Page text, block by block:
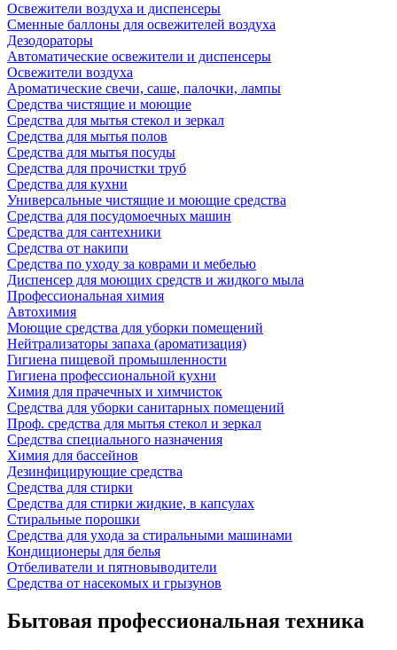
Освежители воздуха и диспенсеры
Сменные баллоны для освежителей воздуха
Дезодораторы
Автоматические освежители и диспенсеры
Освежители воздуха
Ароматические свечи, саше, палочки, лампы
Средства чистящие и моющие
Средства для мытья стекол и зеркал
Средства для мытья полов
Средства для мытья посуды
Средства для прочистки труб
Средства для кухни
Универсальные чистящие и моющие средства
Средства для посудомоечных машин
Средства для сантехники
Средства от накипи
Средства по уходу за коврами и мебелью
Диспенсер для моющих средств и жидкого мыла
Профессиональная химия
Автохимия
Моющие средства для уборки помещений
Нейтрализаторы запаха (ароматизация)
Гигиена пищевой промышленности
Гигиена профессиональной кухни
Химия для прачечных и химчисток
Средства для уборки санитарных помещений
Проф. средства для мытья стекол и зеркал
Средства специального назначения
Химия для бассейнов
Дезинфицирующие средства
Средства для стирки
Средства для стирки жидкие, в капсулах
Стиральные порошки
Средства для ухода за стиральными машинами
Кондиционеры для белья
Отбеливатели и пятновыводители
Средства от насекомых и грызунов
Бытовая профессиональная техника